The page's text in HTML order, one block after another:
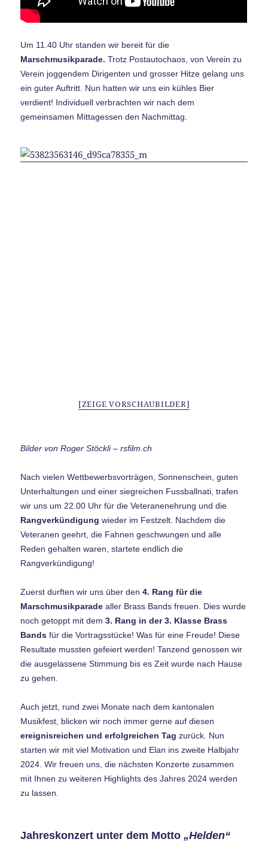
Um 11.40 Uhr standen wir bereit für die
Marschmusikparade. Trotz Postautochaos, von Verein zu
Verein joggendem Dirigenten und grosser Hitze gelang uns
ein guter Auftritt. Nun hatten wir uns ein kühles Bier
verdient! Individuell verbrachten wir nach dem
gemeinsamen Mittagessen den Nachmittag.
[ZEIGE VORSCHAUBILDER]
Bilder von Roger Stöckli – rsfilm.ch
Nach vielen Wettbewerbsvorträgen, Sonnenschein, guten
Unterhaltungen und einer siegreichen Fussballnati, trafen
wir uns um 22.00 Uhr für die Veteranenehrung und die
Rangverkündigung wieder im Festzelt. Nachdem die
Veteranen geehrt, die Fahnen geschwungen und alle
Reden gehalten waren, startete endlich die
Rangverkündigung!
Zuerst durften wir uns über den4. Rang für die
Marschmusikparade aller Brass Bands freuen. Dies wurde
noch getoppt mit dem3. Rang in der 3. Klasse Brass
Bands für die Vortragsstücke! Was für eine Freude! Diese
Resultate mussten gefeiert werden! Tanzend genossen wir
die ausgelassene Stimmung bis es Zeit wurde nach Hause
zu gehen.
Auch jetzt, rund zwei Monate nach dem kantonalen
Musikfest, blicken wir noch immer gerne auf diesen
ereignisreichen und erfolgreichen Tag zurück. Nun
starten wir mit viel Motivation und Elan ins zweite Halbjahr
2024. Wir freuen uns, die nächsten Konzerte zusammen
mit Ihnen zu weiteren Highlights des Jahres 2024 werden
zu lassen.
Jahreskonzert unter dem Motto„Helden“